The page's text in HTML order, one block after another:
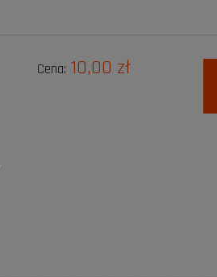
Cena: 10,00 zł